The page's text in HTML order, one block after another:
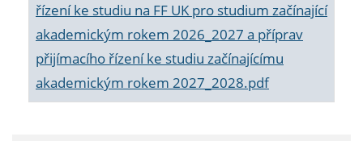
řízení ke studiu na FF UK pro studium začínající
akademickým rokem 2026_2027 a příprav
přijímacího řízení ke studiu začínajícímu
akademickým rokem 2027_2028.pdf